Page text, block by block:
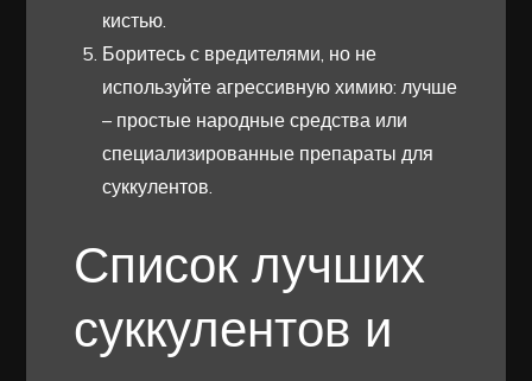
кистью.
Боритесь с вредителями, но не
используйте агрессивную химию: лучше
– простые народные средства или
специализированные препараты для
суккулентов.
Список лучших
суккулентов и